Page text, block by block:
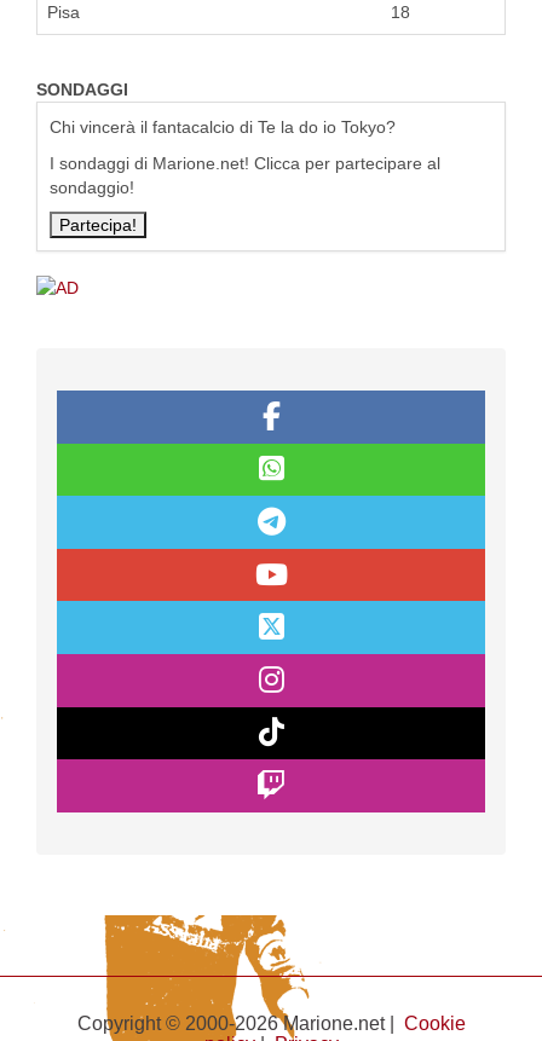
Pisa 18
SONDAGGI
Chi vincerà il fantacalcio di Te la do io Tokyo?
I sondaggi di Marione.net! Clicca per partecipare al
sondaggio!
Copyright © 2000-2026 Marione.net | Cookie